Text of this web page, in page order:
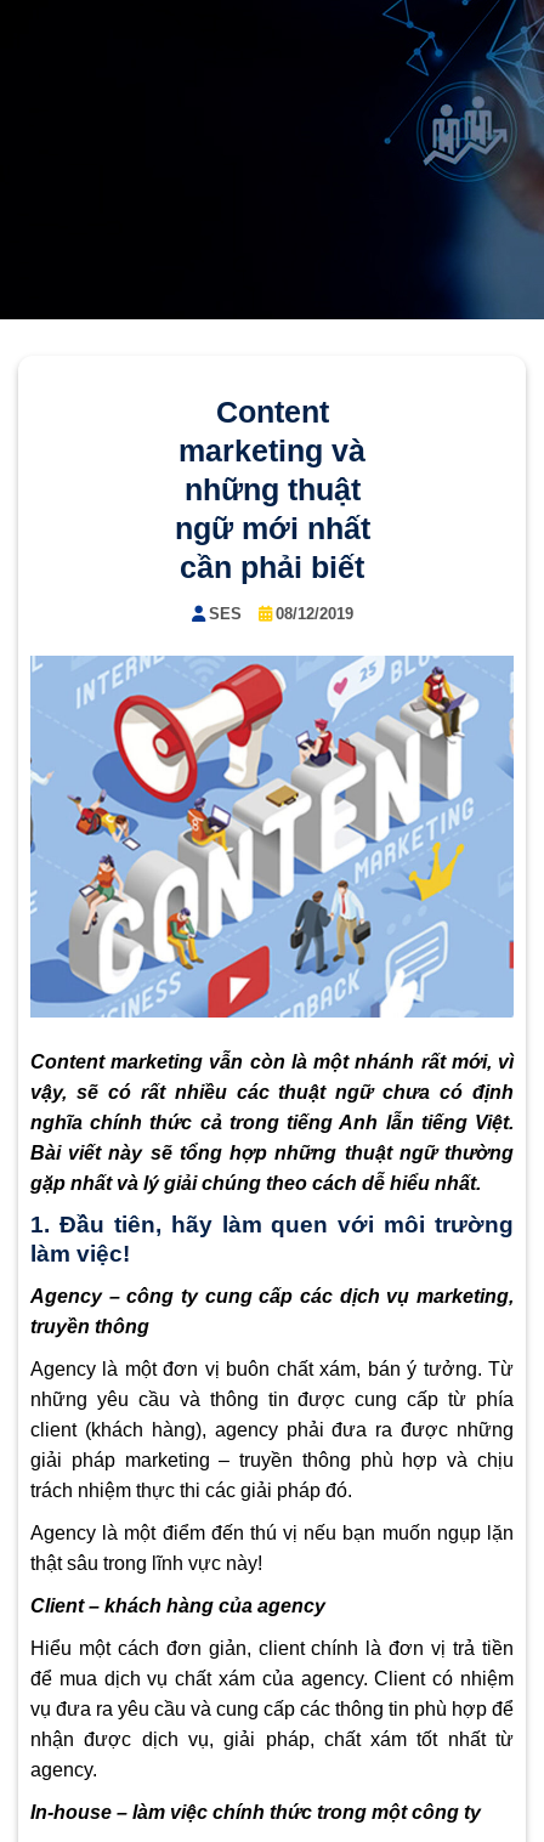
Content
marketing và
những thuật
ngữ mới nhất
cần phải biết
SES 08/12/2019
Content marketing vẫn còn là một nhánh rất mới, vì
vậy, sẽ có rất nhiều các thuật ngữ chưa có định
nghĩa chính thức cả trong tiếng Anh lẫn tiếng Việt.
Bài viết này sẽ tổng hợp những thuật ngữ thường
gặp nhất và lý giải chúng theo cách dễ hiểu nhất.
1. Đầu tiên, hãy làm quen với môi trường
làm việc!
Agency – công ty cung cấp các dịch vụ marketing,
truyền thông
Agency là một đơn vị buôn chất xám, bán ý tưởng. Từ
những yêu cầu và thông tin được cung cấp từ phía
client (khách hàng), agency phải đưa ra được những
giải pháp marketing – truyền thông phù hợp và chịu
trách nhiệm thực thi các giải pháp đó.
Agency là một điểm đến thú vị nếu bạn muốn ngụp lặn
thật sâu trong lĩnh vực này!
Client – khách hàng của agency
Hiểu một cách đơn giản, client chính là đơn vị trả tiền
để mua dịch vụ chất xám của agency. Client có nhiệm
vụ đưa ra yêu cầu và cung cấp các thông tin phù hợp để
nhận được dịch vụ, giải pháp, chất xám tốt nhất từ
agency.
In-house – làm việc chính thức trong một công ty